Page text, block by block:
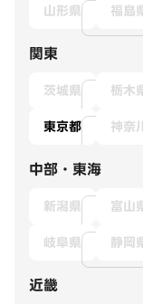
山形県
福島
関東
茨城県 栃木
東京都
神奈
中部・東海
新潟県 富山
岐阜県
静岡
近畿